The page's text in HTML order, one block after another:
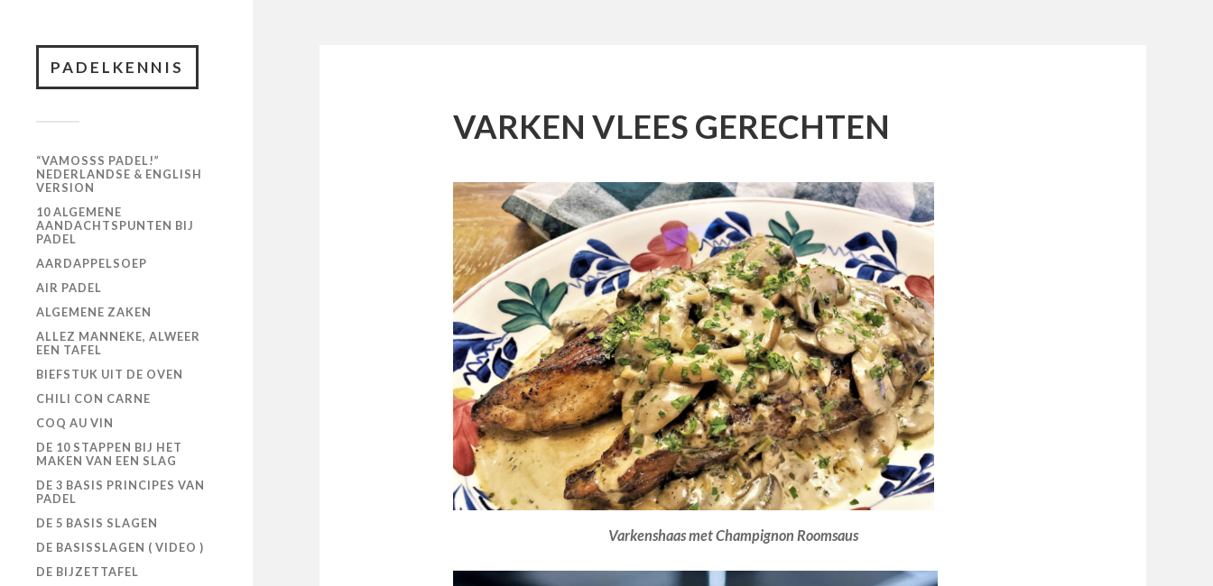
PADELKENNIS
“VAMOSSS PADEL!”
NEDERLANDSE & ENGLISH
VERSION
10 ALGEMENE
AANDACHTSPUNTEN BIJ
PADEL
AARDAPPELSOEP
AIR PADEL
ALGEMENE ZAKEN
ALLEZ MANNEKE, ALWEER
EEN TAFEL
BIEFSTUK UIT DE OVEN
CHILI CON CARNE
COQ AU VIN
DE 10 STAPPEN BIJ HET
MAKEN VAN EEN SLAG
DE 3 BASIS PRINCIPES VAN
PADEL
DE 5 BASIS SLAGEN
DE BASISSLAGEN ( VIDEO )
DE BIJZETTAFEL
VARKEN VLEES GERECHTEN
Varkenshaas met Champignon Roomsaus